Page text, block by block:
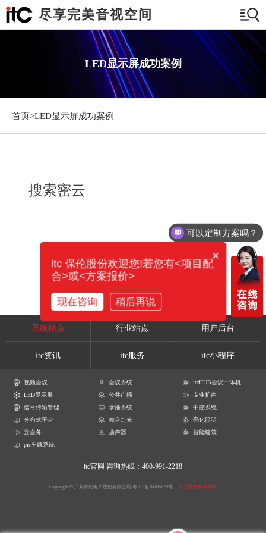
尽享完美音视空间
LED显示屏成功案例
首页>LED显示屏成功案例
搜索密云
系统站点 行业站点 用户后台
itc资讯 itc服务 itc小程序
视频会议 会议系统
itcHUB会议一体机
LED显示屏
公共广播
专业扩声
信号传输管理
录播系统
中控系统
分布式平台
舞台灯光
亮化照明
云会务
扬声器
智能建筑
pis车载系统
itc官网 咨询热线：400-991-2218
Copyright © 广东保伦电子股份有限公司 粤ICP备16106620号 产品参数解释声明
可以定制方案吗？
×
itc 保伦股份欢迎您!若您有<项目配
合>或<方案报价>
现在咨询 稍后再说